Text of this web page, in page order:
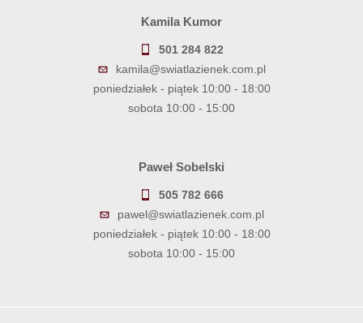
Kamila Kumor
501 284 822
kamila@swiatlazienek.com.pl
poniedziałek - piątek 10:00 - 18:00
sobota 10:00 - 15:00
Paweł Sobelski
505 782 666
pawel@swiatlazienek.com.pl
poniedziałek - piątek 10:00 - 18:00
sobota 10:00 - 15:00